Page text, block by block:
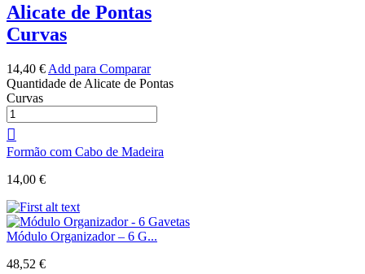
Alicate de Pontas
Curvas
14,40 € Add para Comparar
Quantidade de Alicate de Pontas
Curvas
Formão com Cabo de Madeira
14,00 €
Módulo Organizador – 6 G...
48,52 €